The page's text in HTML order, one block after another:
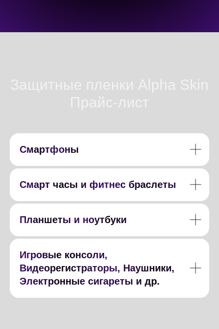
Защитные пленки Alpha Skin
Прайс-лист
Смартфоны
Смарт часы и фитнес браслеты
Планшеты и ноутбуки
Игровые консоли,
Видеорегистраторы, Наушники,
Электронные сигареты и др.